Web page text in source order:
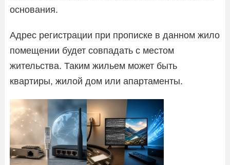
основания.
Адрес регистрации при прописке в данном жило
помещении будет совпадать с местом
жительства. Таким жильем может быть
квартиры, жилой дом или апартаменты.